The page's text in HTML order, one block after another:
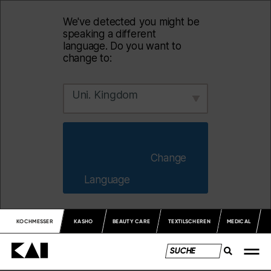
We've detected you might be
speaking a different
language. Do you want to
change to:
Uni. Kingdom
Language
KOCHMESSER KASHO BEAUTY CARE TEXTILSCHEREN MEDICAL